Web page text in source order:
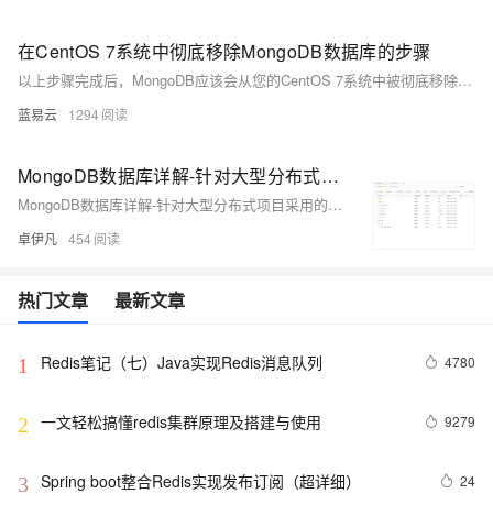
在CentOS 7系统中彻底移除MongoDB数据库的步骤
以上步骤完成后，MongoDB应该会从您的CentOS 7系统中被彻底移除。在执行上述操作前，请确保已经备份好所有重要数据以防丢失。这些步骤操作需要一些基本的Linux系统管理知识，若您对某一步骤不是非常清楚，请先进行必要的学习或咨询专业人士。在执行系统级操作时，推荐在实施前创建系统快照或备份，以便在出现问题时能够恢复到原先的状态。
蓝易云 1294
MongoDB数据库详解-针对大型分布式项目采用的原因以及基础原理和发展-卓伊凡|贝贝|莉莉
MongoDB数据库详解-针对大型分布式项目采用的原因以及基础原理和发展-卓伊凡|贝贝|莉莉
卓伊凡 454
热门文章 最新文章
1 Redis笔记（七）Java实现Redis消息队列 4780
2 一文轻松搞懂redis集群原理及搭建与使用 9279
3 Spring boot整合Redis实现发布订阅（超详细） 24